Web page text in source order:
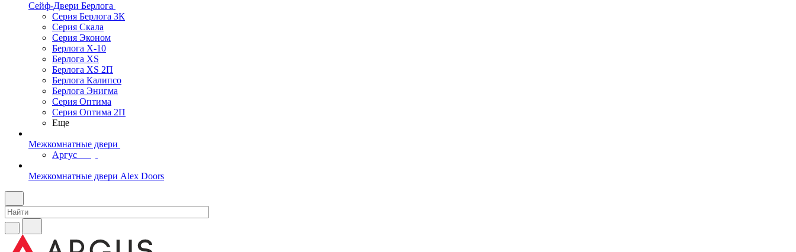
Сейф-Двери Берлога
Серия Берлога 3К
Серия Скала
Серия Эконом
Берлога X-10
Берлога XS
Берлога XS 2П
Берлога Калипсо
Берлога Энигма
Серия Оптима
Серия Оптима 2П
Еще
Межкомнатные двери
Аргус
Межкомнатные двери Alex Doors